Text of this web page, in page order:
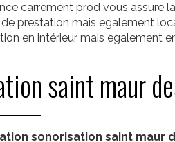
carrement prod vous assure
prestation mais egalement
en intérieur mais egalement
saint maur
sonorisation saint maur